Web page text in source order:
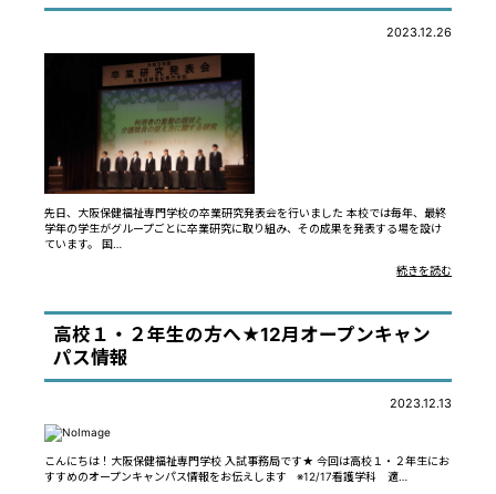
2023.12.26
先日、大阪保健福祉専門学校の卒業研究発表会を行いました 本校では毎年、最終
学年の学生がグループごとに卒業研究に取り組み、その成果を発表する場を設け
ています。 国…
続きを読む
高校１・２年生の方へ★12月オープンキャン
パス情報
2023.12.13
こんにちは！大阪保健福祉専門学校 入試事務局です★ 今回は高校１・２年生にお
すすめのオープンキャンパス情報をお伝えします ※12/17看護学科 適…